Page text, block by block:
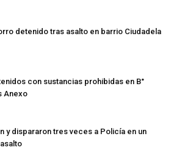
detenido tras asalto en barrio Ciudadela
con sustancias prohibidas en B°
Anexo
y dispararon tres veces a Policía en un